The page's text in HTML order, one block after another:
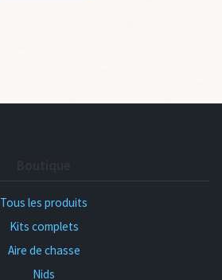
Tous les produits
Kits complets
Aire de chasse
Nids